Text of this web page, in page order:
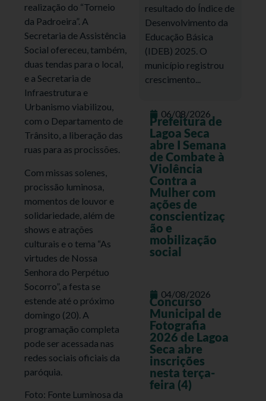
realização do “Torneio
da Padroeira”. A
Secretaria de Assistência
Social ofereceu, também,
duas tendas para o local,
e a Secretaria de
Infraestrutura e
Urbanismo viabilizou,
com o Departamento de
Trânsito, a liberação das
ruas para as procissões.
Com missas solenes,
procissão luminosa,
momentos de louvor e
solidariedade, além de
shows e atrações
culturais e o tema “As
virtudes de Nossa
Senhora do Perpétuo
Socorro”, a festa se
estende até o próximo
domingo (20). A
programação completa
pode ser acessada nas
redes sociais oficiais da
paróquia.
Foto: Fonte Luminosa da
resultado do Índice de
Desenvolvimento da
Educação Básica
(IDEB) 2025. O
município registrou
crescimento...
06/08/2026
Prefeitura de
Lagoa Seca
abre I Semana
de Combate à
Violência
Contra a
Mulher com
ações de
conscientizaç
ão e
mobilização
social
04/08/2026
Concurso
Municipal de
Fotografia
2026 de Lagoa
Seca abre
inscrições
nesta terça-
feira (4)